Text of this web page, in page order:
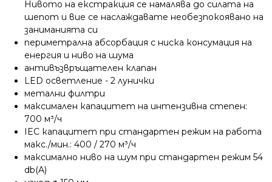
Нивото на екстракция се намалява до силата на
шепот и вие се наслаждавате необезпокоявано на
заниманията си
периметрална абсорбация с ниска консумация на
енергия и ниво на шума
антивъзвръщателен клапан
LED осветление - 2 лунички
метални филтри
максимален капацитет на интензивна степен:
700 м³/ч
IEC капацитет при стандартен режим на работа
макс./мин.: 400 / 270 м³/ч
максимално ниво на шум при стандартен режим 54
db(A)